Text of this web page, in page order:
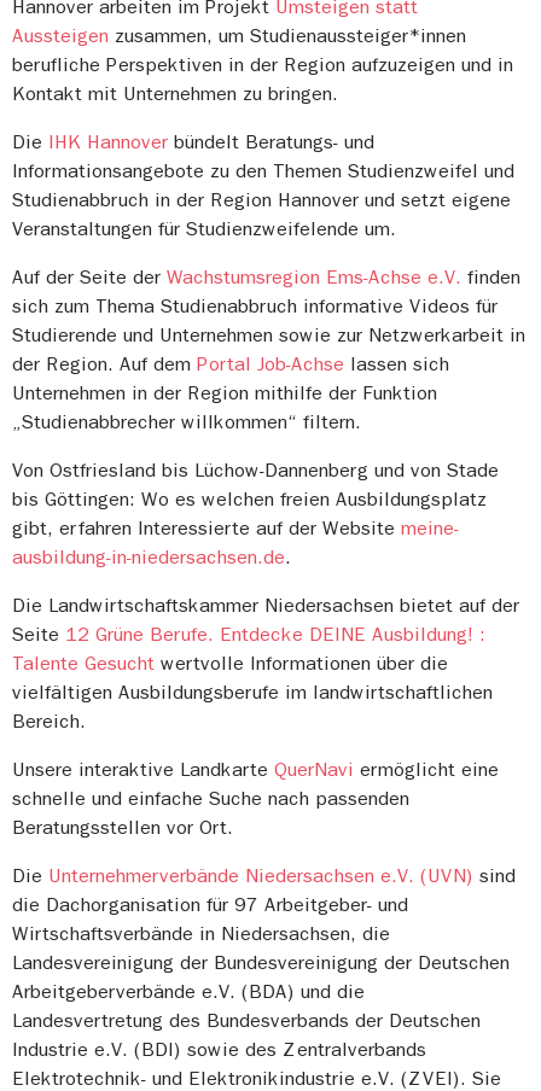
Hannover arbeiten im Projekt Umsteigen statt
Aussteigen zusammen, um Studienaussteiger*innen
berufliche Perspektiven in der Region aufzuzeigen und in
Kontakt mit Unternehmen zu bringen.
Die IHK Hannover bündelt Beratungs- und
Informationsangebote zu den Themen Studienzweifel und
Studienabbruch in der Region Hannover und setzt eigene
Veranstaltungen für Studienzweifelende um.
Auf der Seite der Wachstumsregion Ems-Achse e.V. finden
sich zum Thema Studienabbruch informative Videos für
Studierende und Unternehmen sowie zur Netzwerkarbeit in
der Region. Auf dem Portal Job-Achse lassen sich
Unternehmen in der Region mithilfe der Funktion
„Studienabbrecher willkommen“ filtern.
Von Ostfriesland bis Lüchow-Dannenberg und von Stade
bis Göttingen: Wo es welchen freien Ausbildungsplatz
gibt, erfahren Interessierte auf der Website meine-
ausbildung-in-niedersachsen.de.
Die Landwirtschaftskammer Niedersachsen bietet auf der
Seite 12 Grüne Berufe. Entdecke DEINE Ausbildung! :
Talente Gesucht wertvolle Informationen über die
vielfältigen Ausbildungsberufe im landwirtschaftlichen
Bereich.
Unsere interaktive Landkarte QuerNavi ermöglicht eine
schnelle und einfache Suche nach passenden
Beratungsstellen vor Ort.
Die Unternehmerverbände Niedersachsen e.V. (UVN) sind
die Dachorganisation für 97 Arbeitgeber- und
Wirtschaftsverbände in Niedersachsen, die
Landesvereinigung der Bundesvereinigung der Deutschen
Arbeitgeberverbände e.V. (BDA) und die
Landesvertretung des Bundesverbands der Deutschen
Industrie e.V. (BDI) sowie des Zentralverbands
Elektrotechnik- und Elektronikindustrie e.V. (ZVEI). Sie